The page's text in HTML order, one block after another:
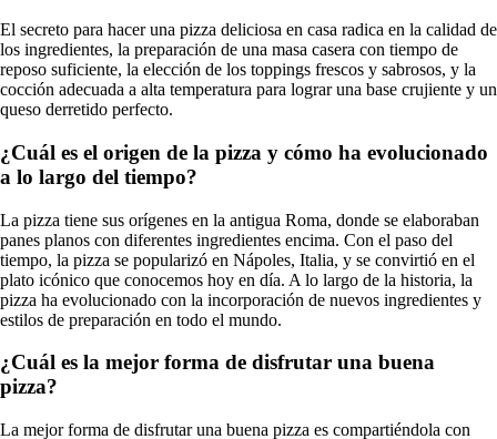
El secreto para hacer una pizza deliciosa en casa radica en la calidad de
los ingredientes, la preparación de una masa casera con tiempo de
reposo suficiente, la elección de los toppings frescos y sabrosos, y la
cocción adecuada a alta temperatura para lograr una base crujiente y un
queso derretido perfecto.
¿Cuál es el origen de la pizza y cómo ha evolucionado
a lo largo del tiempo?
La pizza tiene sus orígenes en la antigua Roma, donde se elaboraban
panes planos con diferentes ingredientes encima. Con el paso del
tiempo, la pizza se popularizó en Nápoles, Italia, y se convirtió en el
plato icónico que conocemos hoy en día. A lo largo de la historia, la
pizza ha evolucionado con la incorporación de nuevos ingredientes y
estilos de preparación en todo el mundo.
¿Cuál es la mejor forma de disfrutar una buena
pizza?
La mejor forma de disfrutar una buena pizza es compartiéndola con